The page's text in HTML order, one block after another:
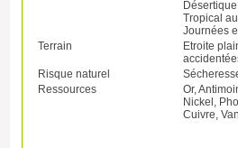
Tropical
Journées
Terrain
Etroite
Risque naturel
Ressources
Or,
Nickel,
Cuivre,